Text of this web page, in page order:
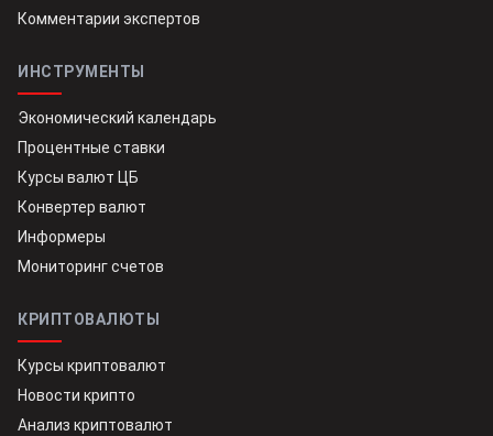
Комментарии экспертов
ИНСТРУМЕНТЫ
Экономический календарь
Процентные ставки
Курсы валют ЦБ
Конвертер валют
Информеры
Мониторинг счетов
КРИПТОВАЛЮТЫ
Курсы криптовалют
Новости крипто
Анализ криптовалют